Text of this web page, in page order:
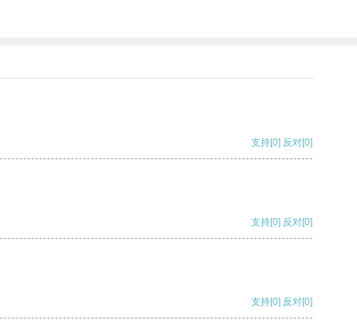
支持[0] 反对[0]
支持[0] 反对[0]
支持[0] 反对[0]